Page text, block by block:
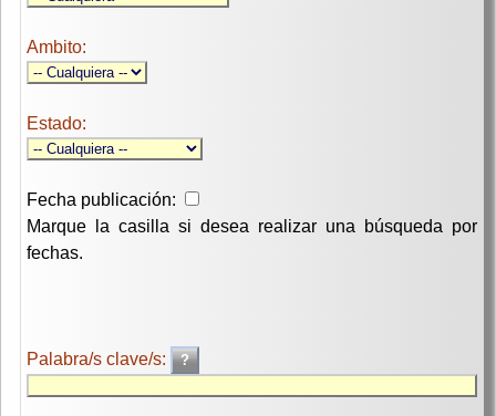
Ambito:
Estado:
Fecha publicación:
Marque la casilla si desea realizar una búsqueda por
fechas.
Palabra/s clave/s: